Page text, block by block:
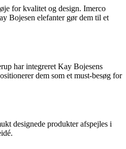
for kvalitet og design. Imerco
Bojesen elefanter gør dem til et
har integreret Kay Bojesens
dem som et must-besøg for
designede produkter afspejles i